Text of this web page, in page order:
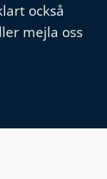
också
mejla oss